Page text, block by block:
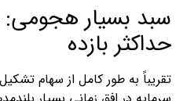
سبد بسیار هجومی:
حداکثر بازده
تقریباً به طور کامل از سهام